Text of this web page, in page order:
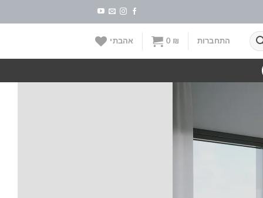
התחברות 0 ₪ אהבתי